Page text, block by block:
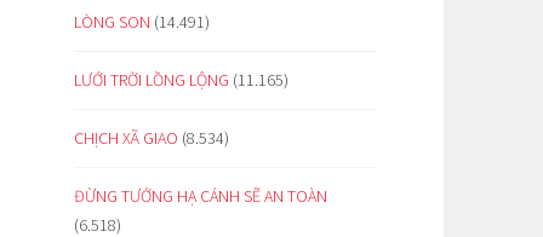
LÒNG SON (14.491)
LƯỚI TRỜI LỒNG LỘNG (11.165)
CHỊCH XÃ GIAO (8.534)
ĐỪNG TƯỞNG HẠ CÁNH SẼ AN TOÀN
(6.518)